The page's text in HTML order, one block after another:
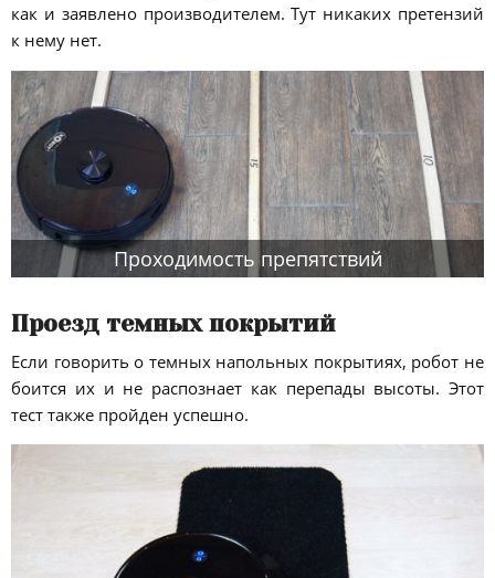
как и заявлено производителем. Тут никаких претензий
к нему нет.
Проходимость препятствий
Проезд темных покрытий
Если говорить о темных напольных покрытиях, робот не
боится их и не распознает как перепады высоты. Этот
тест также пройден успешно.